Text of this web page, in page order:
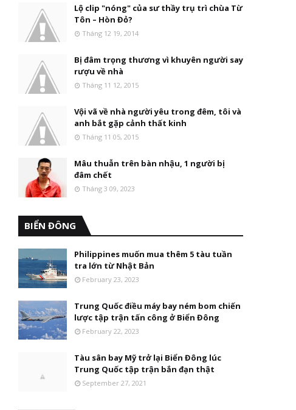
Lộ clip "nóng" của sư thầy trụ trì chùa Từ
Tôn – Hòn Đỏ?
Tháng 12 19, 2014
Bị đâm trọng thương vì khuyên người say
rượu về nhà
Tháng 11 12, 2015
Vội vã về nhà người yêu trong đêm, tôi và
anh bắt gặp cảnh thất kinh
Tháng 11 05, 2015
Mâu thuẫn trên bàn nhậu, 1 người bị
đâm chết
Tháng 3 09, 2023
BIỂN ĐÔNG
Philippines muốn mua thêm 5 tàu tuần
tra lớn từ Nhật Bản
February 23, 2023
Trung Quốc điều máy bay ném bom chiến
lược tập trận tấn công ở Biển Đông
February 22, 2023
Tàu sân bay Mỹ trở lại Biển Đông lúc
Trung Quốc tập trận bắn đạn thật
September 27, 2021